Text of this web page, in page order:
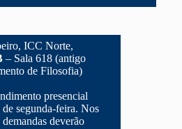
ICC Norte,
– Sala 618 (antigo
de Filosofia)
presencial
de segunda-feira. Nos
deverão